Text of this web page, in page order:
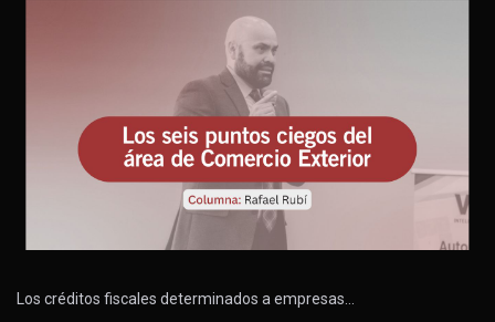
Los créditos fiscales determinados a empresas…